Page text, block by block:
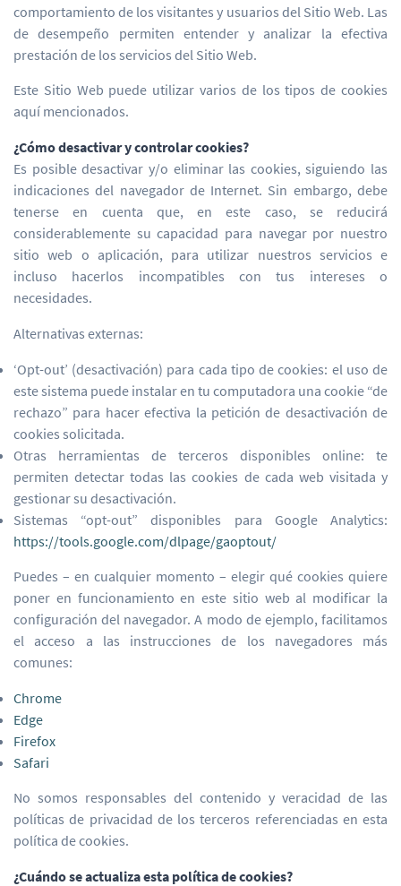
comportamiento de los visitantes y usuarios del Sitio Web. Las
de desempeño permiten entender y analizar la efectiva
prestación de los servicios del Sitio Web.
Este Sitio Web puede utilizar varios de los tipos de cookies
aquí mencionados.
¿Cómo desactivar y controlar cookies?
Es posible desactivar y/o eliminar las cookies, siguiendo las
indicaciones del navegador de Internet. Sin embargo, debe
tenerse en cuenta que, en este caso, se reducirá
considerablemente su capacidad para navegar por nuestro
sitio web o aplicación, para utilizar nuestros servicios e
incluso hacerlos incompatibles con tus intereses o
necesidades.
Alternativas externas:
‘Opt-out’ (desactivación) para cada tipo de cookies: el uso de
este sistema puede instalar en tu computadora una cookie “de
rechazo” para hacer efectiva la petición de desactivación de
cookies solicitada.
Otras herramientas de terceros disponibles online: te
permiten detectar todas las cookies de cada web visitada y
gestionar su desactivación.
Sistemas “opt-out” disponibles para Google Analytics:
https://tools.google.com/dlpage/gaoptout/
Puedes – en cualquier momento – elegir qué cookies quiere
poner en funcionamiento en este sitio web al modificar la
configuración del navegador. A modo de ejemplo, facilitamos
el acceso a las instrucciones de los navegadores más
comunes:
Chrome
Edge
Firefox
Safari
No somos responsables del contenido y veracidad de las
políticas de privacidad de los terceros referenciadas en esta
política de cookies.
¿Cuándo se actualiza esta política de cookies?